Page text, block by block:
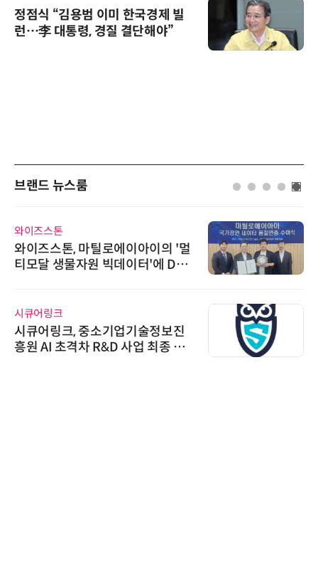
정점식 “김용범 이미 한국경제 빌
런…李 대통령, 경질 결단해야”
브랜드 뉴스룸
한국태양유전
태양유전, 파트너십 구축 선언 갱
신…지속가능한 공급망 협력 강화
위고페어
위고페어, 서울AI허브 '2026 AI 전
환(AX) 지원사업' 컨소시엄 선정